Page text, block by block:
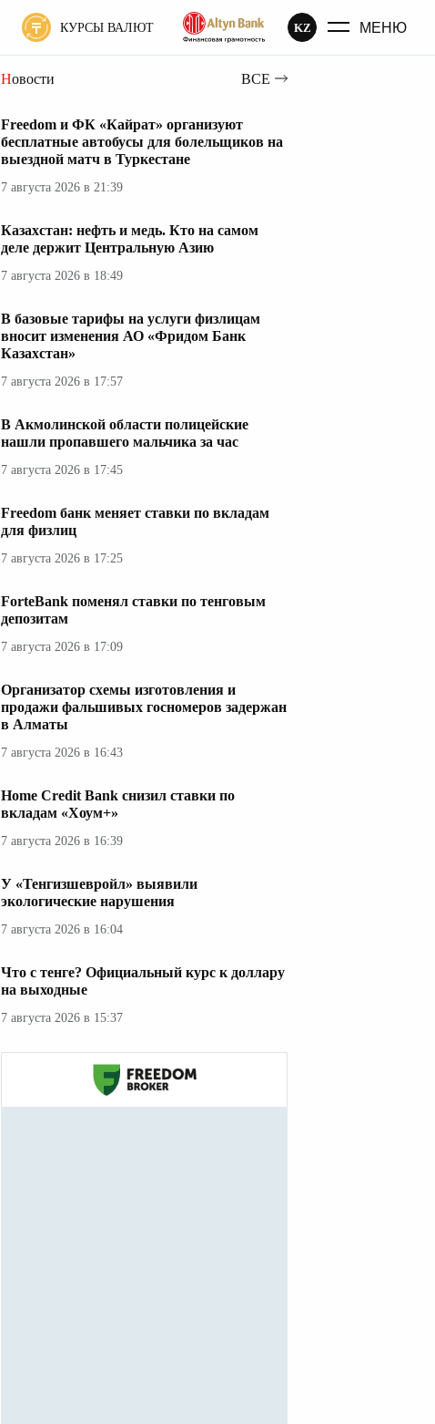
КУРСЫ ВАЛЮТ KZ МЕНЮ
Новости ВСЕ
Freedom и ФК «Кайрат» организуют
бесплатные автобусы для болельщиков на
выездной матч в Туркестане
7 августа 2026 в 21:39
Казахстан: нефть и медь. Кто на самом
деле держит Центральную Азию
7 августа 2026 в 18:49
В базовые тарифы на услуги физлицам
вносит изменения АО «Фридом Банк
Казахстан»
7 августа 2026 в 17:57
В Акмолинской области полицейские
нашли пропавшего мальчика за час
7 августа 2026 в 17:45
Freedom банк меняет ставки по вкладам
для физлиц
7 августа 2026 в 17:25
ForteBank поменял ставки по тенговым
депозитам
7 августа 2026 в 17:09
Организатор схемы изготовления и
продажи фальшивых госномеров задержан
в Алматы
7 августа 2026 в 16:43
Home Credit Bank снизил ставки по
вкладам «Хоум+»
7 августа 2026 в 16:39
У «Тенгизшевройл» выявили
экологические нарушения
7 августа 2026 в 16:04
Что с тенге? Официальный курс к доллару
на выходные
7 августа 2026 в 15:37